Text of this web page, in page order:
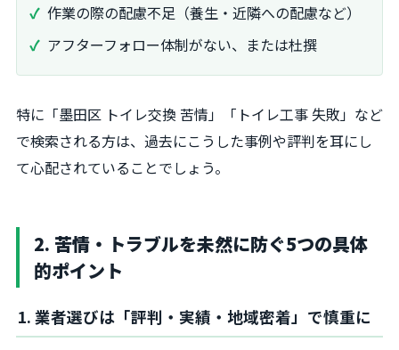
作業の際の配慮不足（養生・近隣への配慮など）
アフターフォロー体制がない、または杜撰
特に「墨田区 トイレ交換 苦情」「トイレ工事 失敗」など
で検索される方は、過去にこうした事例や評判を耳にし
て心配されていることでしょう。
2. 苦情・トラブルを未然に防ぐ5つの具体
的ポイント
1. 業者選びは「評判・実績・地域密着」で慎重に